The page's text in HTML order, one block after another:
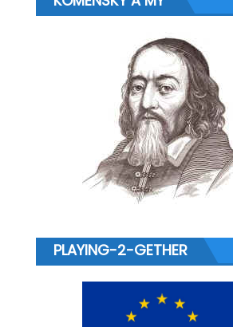
PLAYING-2-GETHER